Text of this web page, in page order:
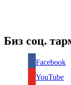
Биз соц.
Facebook
YouTube